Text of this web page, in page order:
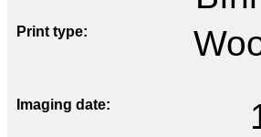
Print type
Imaging date